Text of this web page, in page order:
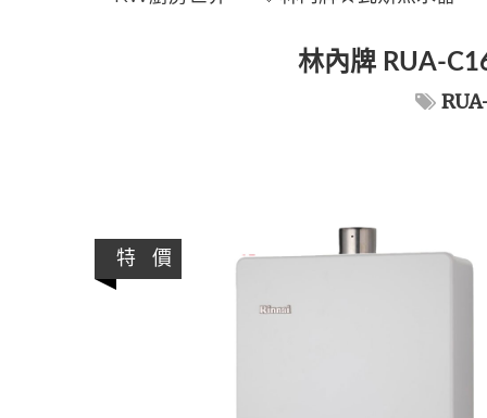
林內牌 RUA-
特 價